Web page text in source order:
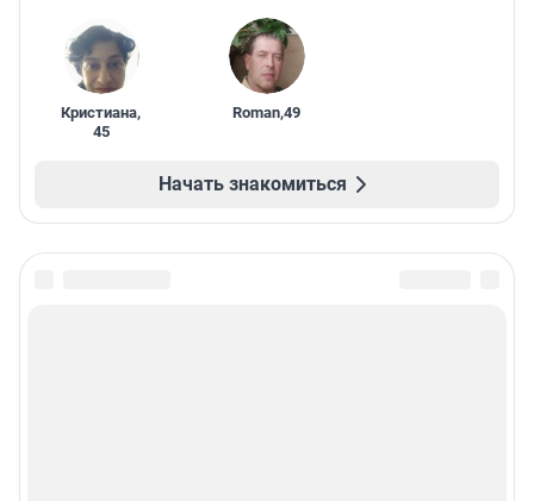
Кристиана,
45
Roman,49
Начать знакомиться